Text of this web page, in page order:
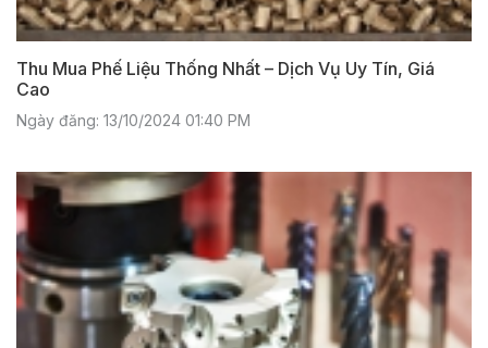
Thu Mua Phế Liệu Thống Nhất – Dịch Vụ Uy Tín, Giá
Cao
Ngày đăng: 13/10/2024 01:40 PM